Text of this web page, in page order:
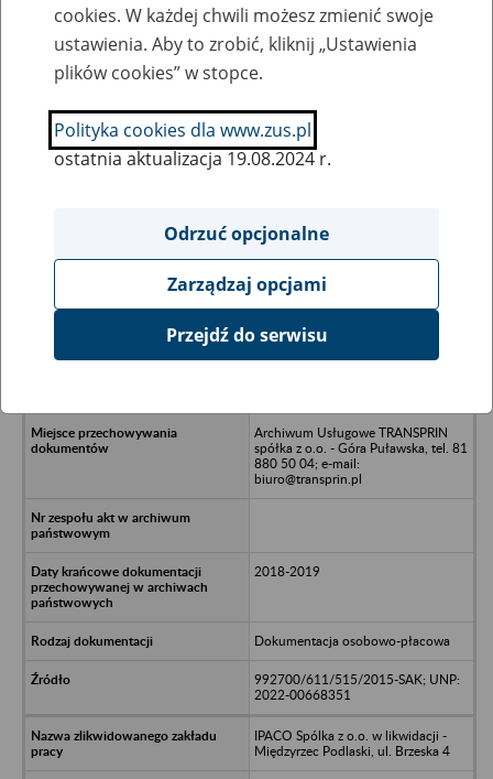
SZUKAJ
Ukryj wszystkie pozycje bazy
MIGRANT SERVICE Spółka z o.o. w
Archiwum Usługowe TRANSPRIN
spółka z o.o. - Góra Puławska, tel. 81
880 50 04; e-mail:
biuro@transprin.pl
2018-2019
Dokumentacja osobowo-płacowa
992700/611/515/2015-SAK; UNP:
2022-00668351
IPACO Spólka z o.o. w likwidacji -
Międzyrzec Podlaski, ul. Brzeska 4
cookies. W każdej chwili możesz zmienić swoje
ustawienia. Aby to zrobić, kliknij „Ustawienia
plików cookies” w stopce.
Polityka cookies dla www.zus.pl
ostatnia aktualizacja 19.08.2024 r.
Odrzuć opcjonalne
Zarządzaj opcjami
Przejdź do serwisu